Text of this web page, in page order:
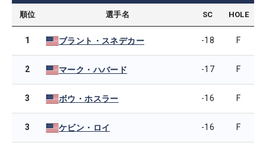
順位 選手名 SC HOLE
1 ブラント・スネデカー -18 F
2 マーク・ハバード -17 F
3 ボウ・ホスラー -16 F
3 ケビン・ロイ -16 F